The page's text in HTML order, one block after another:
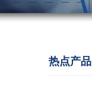
热点产品